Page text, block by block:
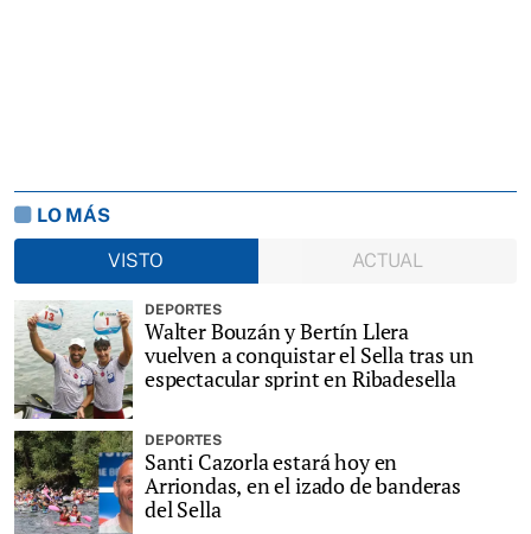
LO MÁS
VISTO
ACTUAL
DEPORTES
Walter Bouzán y Bertín Llera
vuelven a conquistar el Sella tras un
espectacular sprint en Ribadesella
DEPORTES
Santi Cazorla estará hoy en
Arriondas, en el izado de banderas
del Sella